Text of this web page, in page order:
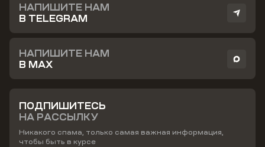
НАПИШИТЕ НАМ
В TELEGRAM
НАПИШИТЕ НАМ
В MAX
ПОДПИШИТЕСЬ
НА РАССЫЛКУ
Никакого спама, только самая важная информация,
чтобы быть в курсе